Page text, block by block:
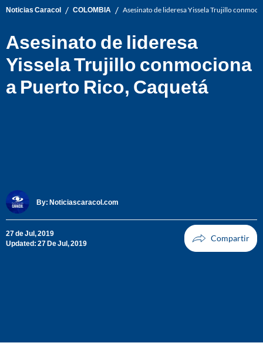
Noticias Caracol / COLOMBIA / Asesinato de lideresa Yissela Trujillo
Asesinato de lideresa
Yissela Trujillo conmociona
a Puerto Rico, Caquetá
By: Noticiascaracol.com
27 de Jul, 2019
Updated: 27 De Jul, 2019